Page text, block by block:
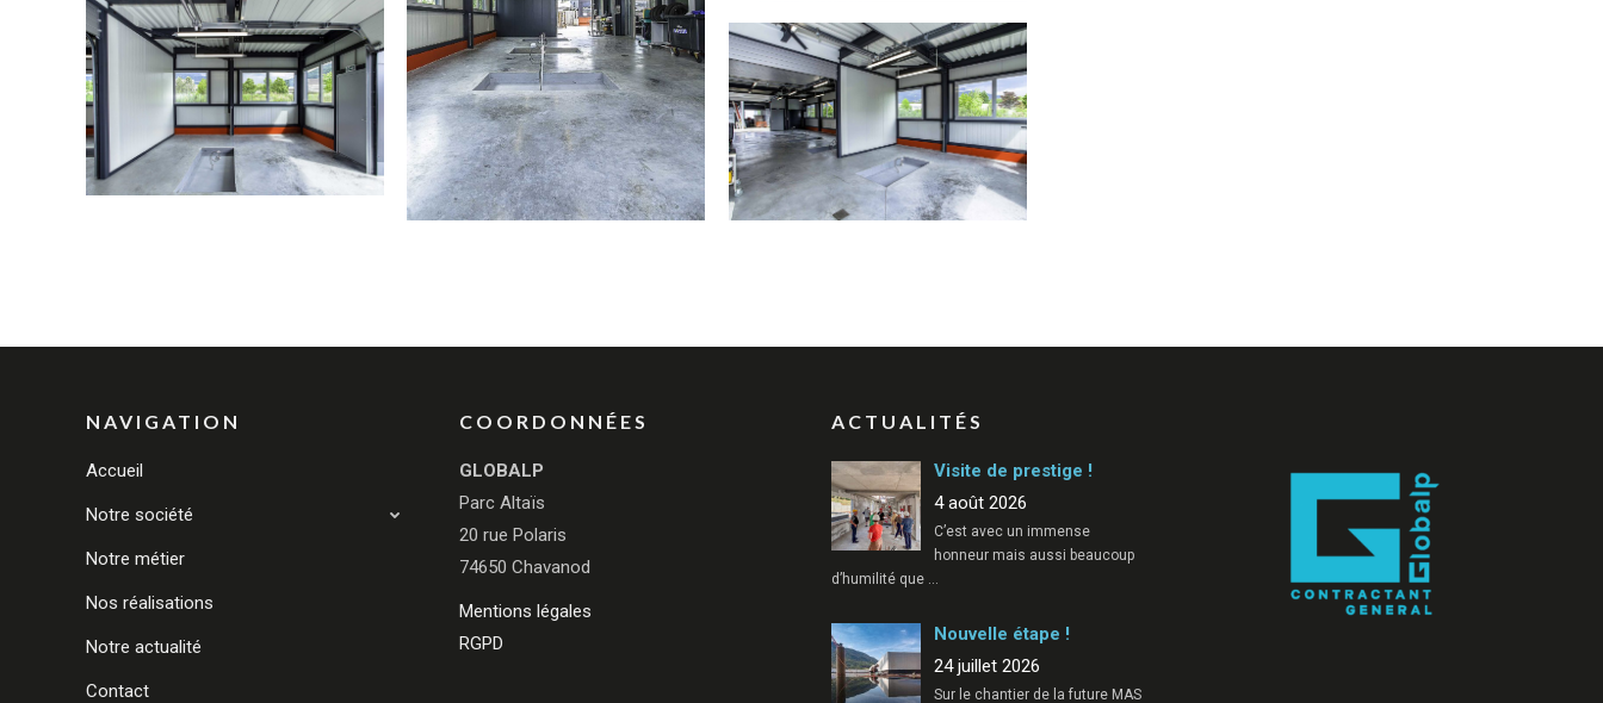
NAVIGATION
Accueil
Notre société
Notre métier
Nos réalisations
Notre actualité
Contact
COORDONNÉES
GLOBALP
Parc Altaïs
20 rue Polaris
74650 Chavanod
Mentions légales
RGPD
ACTUALITÉS
Visite de prestige !
4 août 2026
C’est avec un immense
honneur mais aussi beaucoup
d’humilité que …
Nouvelle étape !
24 juillet 2026
Sur le chantier de la future MAS